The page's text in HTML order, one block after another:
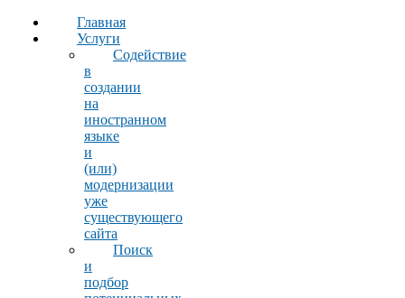
Главная
Услуги
Содействие
в
создании
на
иностранном
языке
и
(или)
модернизации
уже
существующего
сайта
Поиск
и
подбор